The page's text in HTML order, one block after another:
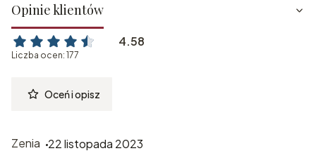
Opinie klientów
4.58
Liczba ocen: 177
Oceń i opisz
Zenia 22 listopada 2023